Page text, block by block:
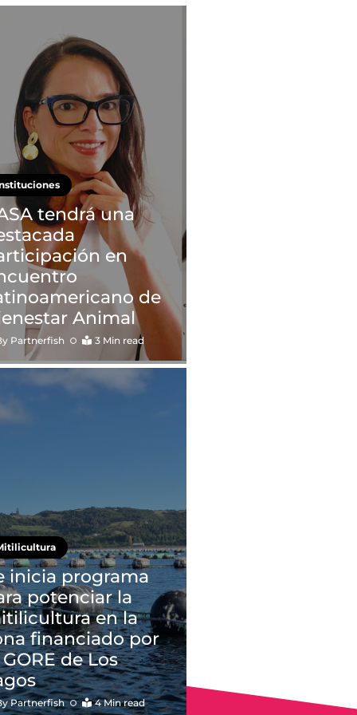
tendrá una
en
de
Animal
Partnerfish 3 Min read
inicia programa
potenciar la
en la
financiado por
de Los
Partnerfish 4 Min read